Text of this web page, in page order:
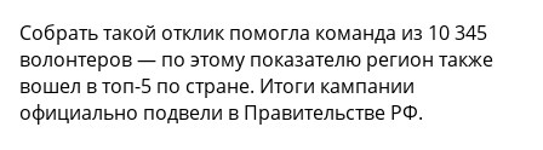
Собрать такой отклик помогла команда из 10 345
волонтеров — по этому показателю регион также
вошел в топ-5 по стране. Итоги кампании
официально подвели в Правительстве РФ.